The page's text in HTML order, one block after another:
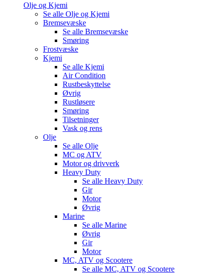
Olje og Kjemi
Se alle Olje og Kjemi
Bremsevæske
Se alle Bremsevæske
Smøring
Frostvæske
Kjemi
Se alle Kjemi
Air Condition
Rustbeskyttelse
Øvrig
Rustløsere
Smøring
Tilsetninger
Vask og rens
Olje
Se alle Olje
MC og ATV
Motor og drivverk
Heavy Duty
Se alle Heavy Duty
Gir
Motor
Øvrig
Marine
Se alle Marine
Øvrig
Gir
Motor
MC, ATV og Scootere
Se alle MC, ATV og Scootere